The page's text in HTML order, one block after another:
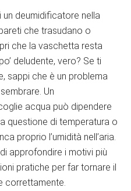
deumidificatore nella
che trasudano o
che la vaschetta resta
deludente, vero? Se ti
sappi che è un problema
Un
acqua può dipendere
questione di temperatura o
proprio l’umidità nell’aria.
approfondire i motivi più
pratiche per far tornare il
correttamente.